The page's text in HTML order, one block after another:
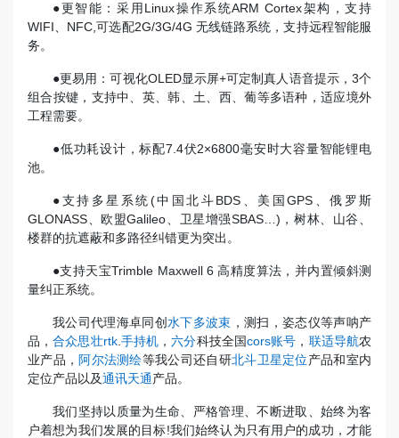
●更智能：采用Linux操作系统ARM Cortex架构，支持
WIFI、NFC,可选配2G/3G/4G 无线链路系统，支持远程智能服
务。
●更易用：可视化OLED显示屏+可定制真人语音提示，3个
组合按键，支持中、英、韩、土、西、葡等多语种，适应境外
工程需要。
●低功耗设计，标配7.4伏2×6800毫安时大容量智能锂电
池。
●支持多星系统(中国北斗BDS、美国GPS、俄罗斯
GLONASS、欧盟Galileo、卫星增强SBAS…)，树林、山谷、
楼群的抗遮蔽和多路径纠错更为突出。
●支持天宝Trimble Maxwell 6 高精度算法，并内置倾斜测
量纠正系统。
我公司代理海卓同创水下多波束 ，测扫，姿态仪等声呐产
品，合众思壮rtk. 手持机 ，六分科技全国cors账号 ， 联适导航农
业产品， 阿尔法测绘等我公司还自研北斗卫星定位产品和室内
定位产品以及通讯天通产品。
我们坚持以质量为生命、严格管理、不断进取、始终为客
户着想为我们发展的目标!我们始终认为只有用户的成功，才能